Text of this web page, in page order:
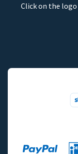
Click on the